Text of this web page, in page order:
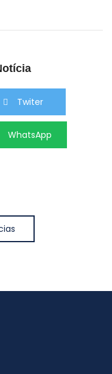
Twiter
WhatsApp